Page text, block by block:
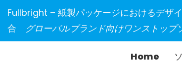
Fullbright – 紙製パッケージにおけるデザ
合 グローバルブランド向けワンストップ
Home